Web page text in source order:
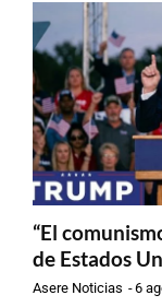
“El
de Estados
Asere Noticias -6